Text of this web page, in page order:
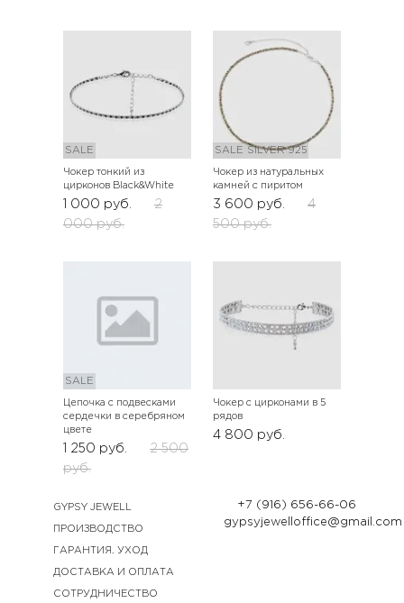
SALE
Чокер тонкий из
цирконов Black&White
1 000 руб.
2
000 руб.
SALE SILVER 925
Чокер из натуральных
камней с пиритом
3 600 руб.
4
500 руб.
SALE
Цепочка с подвесками
сердечки в серебряном
цвете
1 250 руб.
2 500
руб.
Чокер с цирконами в 5
рядов
4 800 руб.
GYPSY JEWELL
ПРОИЗВОДСТВО
ГАРАНТИЯ. УХОД
ДОСТАВКА И ОПЛАТА
СОТРУДНИЧЕСТВО
+7 (916) 656-66-06
gypsyjewelloffice@gmail.com